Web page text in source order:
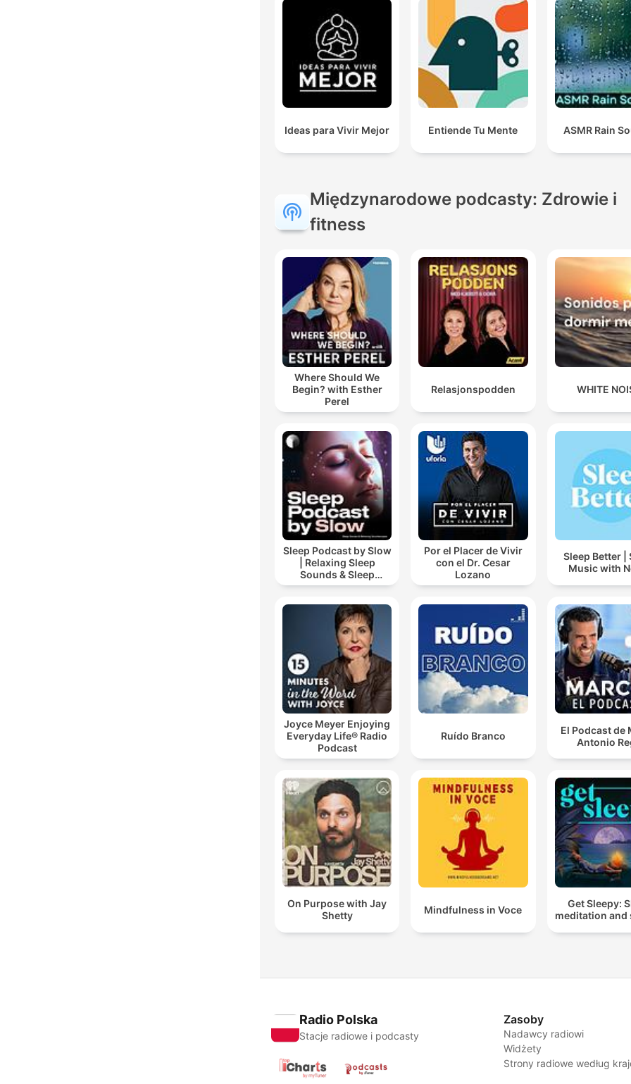
Ideas para Vivir Mejor Entiende Tu Mente ASMR Rain
Międzynarodowe podcasty: Zdrowie i
fitness
Where Should We
Begin? with Esther
Perel
Relasjonspodden WHITE
Sleep Podcast by Slow
| Relaxing Sleep
Sounds & Sleep
Stories | Nature Sound
Por el Placer de Vivir
con el Dr. Cesar
Lozano
Sleep Better |
Music with
Joyce Meyer Enjoying
Everyday Life® Radio
Podcast
Ruído Branco
El Podcast de
Antonio
On Purpose with Jay
Shetty
Mindfulness in Voce
Get Sleepy:
meditation and
Radio Polska
Stacje radiowe i podcasty
Zasoby
Nadawcy radiowi
Widżety
Strony radiowe według